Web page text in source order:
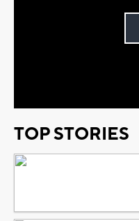
TOP STORIES